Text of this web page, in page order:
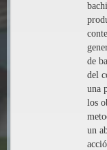
de
del
una
los
un